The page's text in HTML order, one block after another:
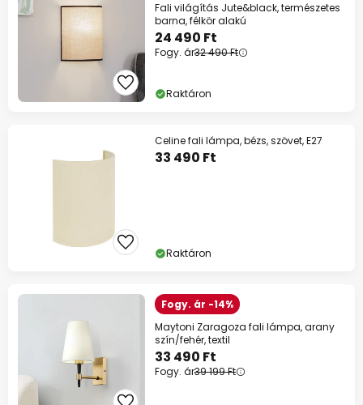
Fali világítás Jute&black, természetes
barna, félkör alakú
24 490 Ft
Fogy. ár32 490 Ft
Raktáron
Celine fali lámpa, bézs, szövet, E27
33 490 Ft
Raktáron
Fogy. ár -14%
Maytoni Zaragoza fali lámpa, arany
szín/fehér, textil
33 490 Ft
Fogy. ár39 199 Ft